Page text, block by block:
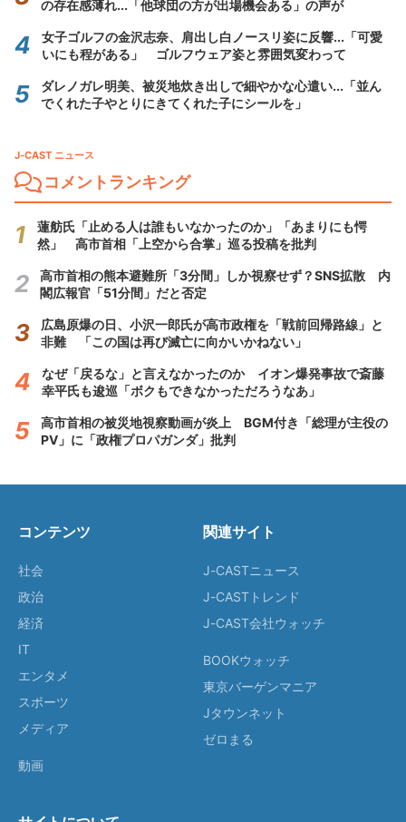
の存在感薄れ...「他球団の方が出場機会ある」の声が
女子ゴルフの金沢志奈、肩出し白ノースリ姿に反響...「可愛
いにも程がある」 ゴルフウェア姿と雰囲気変わって
ダレノガレ明美、被災地炊き出しで細やかな心遣い...「並ん
でくれた子やとりにきてくれた子にシールを」
J-CAST ニュース
コメントランキング
蓮舫氏「止める人は誰もいなかったのか」「あまりにも愕
然」 高市首相「上空から合掌」巡る投稿を批判
高市首相の熊本避難所「3分間」しか視察せず？SNS拡散 内
閣広報官「51分間」だと否定
広島原爆の日、小沢一郎氏が高市政権を「戦前回帰路線」と
非難 「この国は再び滅亡に向かいかねない」
なぜ「戻るな」と言えなかったのか イオン爆発事故で斎藤
幸平氏も逡巡「ボクもできなかっただろうなあ」
高市首相の被災地視察動画が炎上 BGM付き「総理が主役の
PV」に「政権プロパガンダ」批判
コンテンツ
社会
政治
経済
IT
エンタメ
スポーツ
メディア
動画
関連サイト
J-CASTニュース
J-CASTトレンド
J-CAST会社ウォッチ
BOOKウォッチ
東京バーゲンマニア
Jタウンネット
ゼロまる